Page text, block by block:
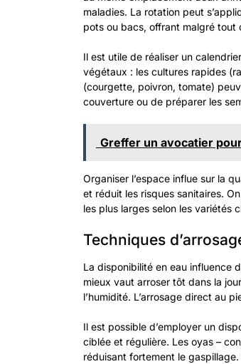
maladies. La rotation peut
pots ou bacs, offrant malgré tout
Il est utile de réaliser un
végétaux : les cultures rapides
(courgette, poivron, tomate)
couverture ou de préparer les
Greffer un avocatier
Organiser l’espace influe sur la
et réduit les risques sanitaires.
les plus larges selon les variétés
Techniques
La disponibilité en eau influence
mieux vaut arroser tôt dans la
l’humidité. L’arrosage direct au
Il est possible d’employer un
ciblée et régulière. Les oyas –
réduisant fortement le